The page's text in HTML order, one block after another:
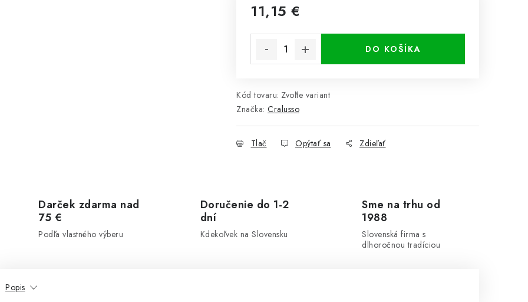
11,15 €
DO KOŠÍKA
Kód tovaru: Zvoľte variant
Značka: Cralusso
Tlač Opýtať sa Zdieľať
Darček zdarma nad
75 €
Podľa vlastného výberu
Doručenie do 1-2
dní
Kdekoľvek na Slovensku
Sme na trhu od
1988
Slovenská firma s
dlhoročnou tradíciou
Popis